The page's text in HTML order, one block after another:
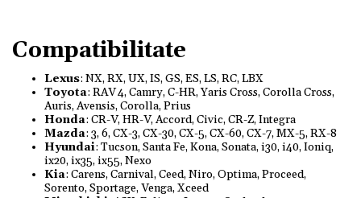
Compatibilitate
Lexus: NX, RX, UX, IS, GS, ES, LS, RC, LBX
Toyota: RAV 4, Camry, C-HR, Yaris Cross, Corolla Cross,
Auris, Avensis, Corolla, Prius
Honda: CR-V, HR-V, Accord, Civic, CR-Z, Integra
Mazda: 3, 6, CX-3, CX-30, CX-5, CX-60, CX-7, MX-5, RX-8
Hyundai: Tucson, Santa Fe, Kona, Sonata, i30, i40, Ioniq,
ix20, ix35, ix55, Nexo
Kia: Carens, Carnival, Ceed, Niro, Optima, Proceed,
Sorento, Sportage, Venga, Xceed